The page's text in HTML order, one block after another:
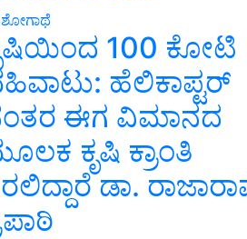
100 ಕೋಟಿ
ಹೆಲಿಕಾಪ್ಟರ್
ಈಗ ವಿಮಾನದ
ಕೃಷಿ ಕ್ರಾಂತಿ
ಡಾ.